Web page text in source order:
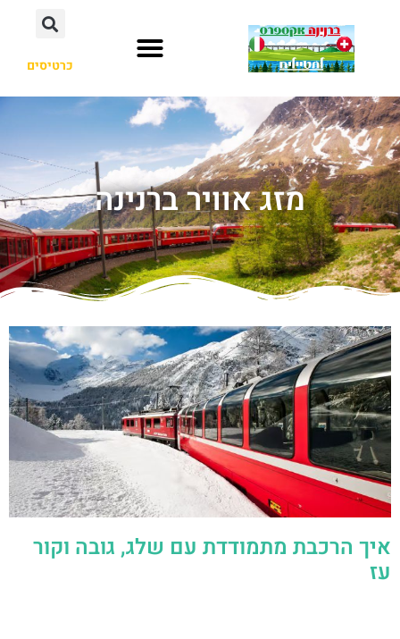
כרטיסים
מזג אוויר ברנינה
איך הרכבת מתמודדת עם שלג, גובה וקור
עז